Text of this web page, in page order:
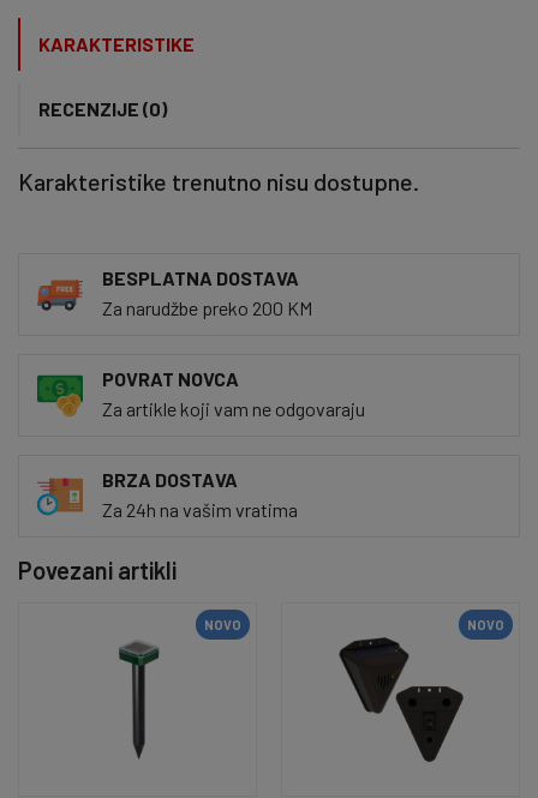
KARAKTERISTIKE
RECENZIJE (0)
Karakteristike trenutno nisu dostupne.
BESPLATNA DOSTAVA
Za narudžbe preko 200 KM
POVRAT NOVCA
Za artikle koji vam ne odgovaraju
BRZA DOSTAVA
Za 24h na vašim vratima
Povezani artikli
NOVO NOVO